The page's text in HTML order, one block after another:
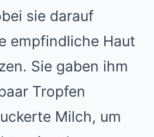
sie darauf
empfindliche Haut
Sie gaben ihm
Tropfen
Milch, um